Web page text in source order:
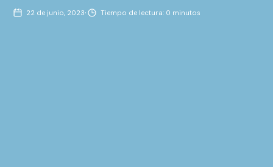
22 de junio, 2023· Tiempo de lectura: 0 minutos